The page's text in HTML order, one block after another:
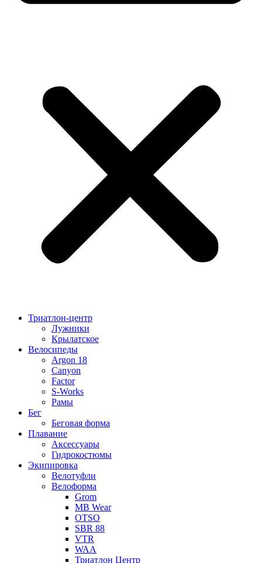
Триатлон-центр
Лужники
Крылатское
Велосипеды
Argon 18
Canyon
Factor
S-Works
Рамы
Бег
Беговая форма
Плавание
Аксессуары
Гидрокостюмы
Экипировка
Велотуфли
Велоформа
Grom
MB Wear
OTSO
SBR 88
VTR
WAA
Триатлон Центр